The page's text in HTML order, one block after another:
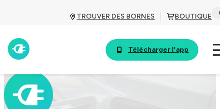
TROUVER DES BORNES BOUTIQUE
Télécharger l'app